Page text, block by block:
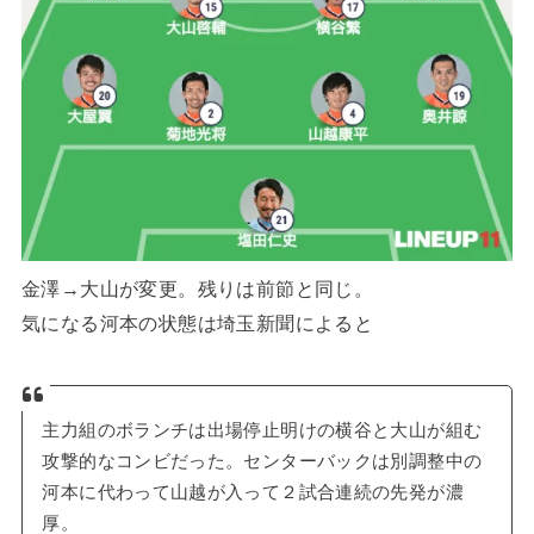
金澤→大山が変更。残りは前節と同じ。
気になる河本の状態は埼玉新聞によると
主力組のボランチは出場停止明けの横谷と大山が組む
攻撃的なコンビだった。センターバックは別調整中の
河本に代わって山越が入って２試合連続の先発が濃
厚。